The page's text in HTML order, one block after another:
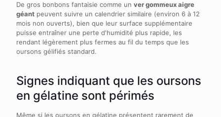
De gros bonbons fantaisie comme un ver gommeux aigre
géant peuvent suivre un calendrier similaire (environ 6 à 12
mois non ouverts), bien que leur surface supplémentaire
puisse entraîner une perte d'humidité plus rapide, les
rendant légèrement plus fermes au fil du temps que les
oursons gélifiés standard.
Signes indiquant que les oursons
en gélatine sont périmés
Même si les oursons en gélatine présentent rarement de